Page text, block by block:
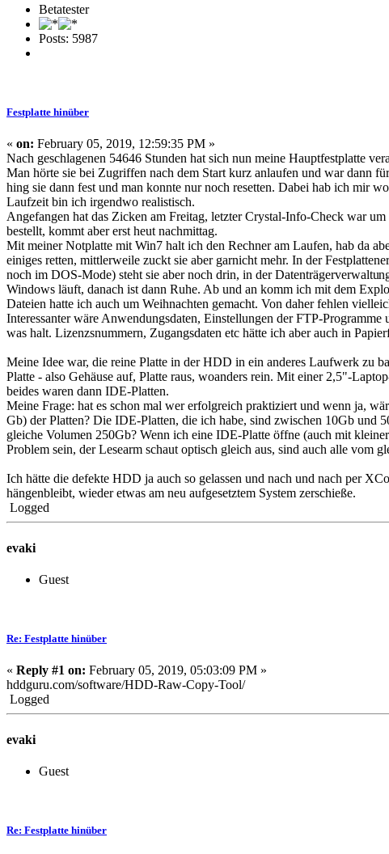
Betatester
Posts: 5987
Festplatte hinüber
« on: February 05, 2019, 12:59:35 PM »
Nach geschlagenen 54646 Stunden hat sich nun meine Hauptfestplatte
Man hörte sie bei Zugriffen nach dem Start kurz anlaufen und war dann
hing sie dann fest und man konnte nur noch resetten. Dabei hab ich mir
Laufzeit bin ich irgendwo realistisch.
Angefangen hat das Zicken am Freitag, letzter Crystal-Info-Check war
bestellt, kommt aber erst heut nachmittag.
Mit meiner Notplatte mit Win7 halt ich den Rechner am Laufen, hab da
einiges retten, mittlerweile zuckt sie aber garnicht mehr. In der
noch im DOS-Mode) steht sie aber noch drin, in der Datenträgerverwaltu
Windows läuft, danach ist dann Ruhe. Ab und an komm ich mit dem
Dateien hatte ich auch um Weihnachten gemacht. Von daher fehlen
Interessanter wäre Anwendungsdaten, Einstellungen der FTP-
was halt. Lizenzsnummern, Zugangsdaten etc hätte ich aber auch in
Meine Idee war, die reine Platte in der HDD in ein anderes Laufwerk zu
Platte - also Gehäuse auf, Platte raus, woanders rein. Mit einer 2,5"-
beides waren dann IDE-Platten.
Meine Frage: hat es schon mal wer erfolgreich praktiziert und wenn ja,
Gb) der Platten? Die IDE-Platten, die ich habe, sind zwischen 10Gb und
gleiche Volumen 250Gb? Wenn ich eine IDE-Platte öffne (auch mit
Problem sein, der Lesearm schaut optisch gleich aus, sind auch alle vom
Ich hätte die defekte HDD ja auch so gelassen und nach und nach per
hängenbleibt, wieder etwas am neu aufgesetztem System zerschieße.
Logged
evaki
Guest
Re: Festplatte hinüber
« Reply #1 on: February 05, 2019, 05:03:09 PM »
hddguru.com/software/HDD-Raw-Copy-Tool/
Logged
evaki
Guest
Re: Festplatte hinüber